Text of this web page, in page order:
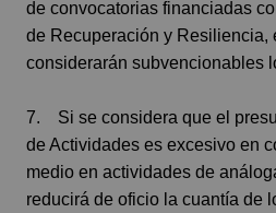
de convocatorias financiadas
de Recuperación y Resiliencia,
considerarán subvencionables
7. Si se considera que el
de Actividades es excesivo en
medio en actividades de
reducirá de oficio la cuantía de